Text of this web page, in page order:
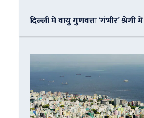
दिल्ली में वायु गुणवत्ता ‘गंभीर’ श्रेणी